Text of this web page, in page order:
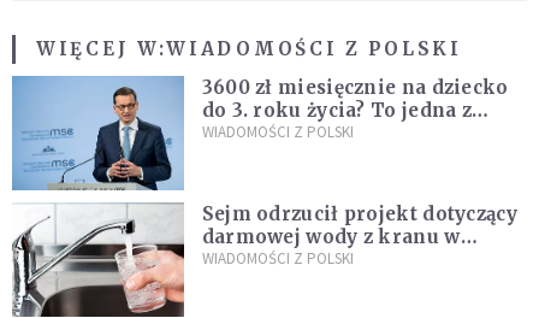
WIĘCEJ W:WIADOMOŚCI Z POLSKI
3600 zł miesięcznie na dziecko
do 3. roku życia? To jedna z
propozycji programu "Rozwój
WIADOMOŚCI Z POLSKI
Sejm odrzucił projekt dotyczący
darmowej wody z kranu w
restauracjach
WIADOMOŚCI Z POLSKI